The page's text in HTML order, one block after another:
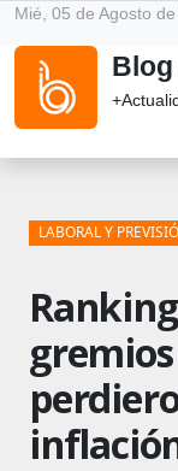
Mié, 05 de Agosto
LABORAL Y